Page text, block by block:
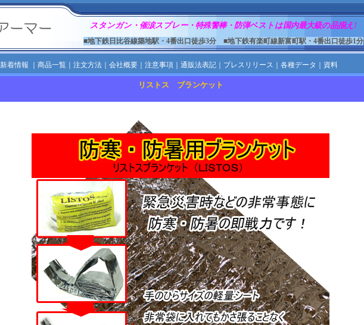
スタンガン・催涙スプレー・特殊警棒・防弾ベストは国内最大級の品揃え!
■地下鉄日比谷線築地駅・4番出口徒歩3分 ■地下鉄有楽町線新富町駅・4番出口徒歩1分
新着情報 商品一覧｜ 注文方法｜ 会社概要｜ 注意事項｜ 通販法表記｜ プレスリリース 各種データ 資料
リストス ブランケット